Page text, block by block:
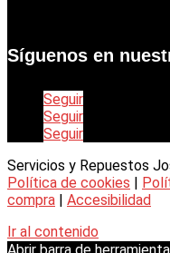
Síguenos en
Seguir
Seguir
Seguir
Servicios y Repuestos
Política de cookies |
compra | Accesibilidad
Ir al contenido